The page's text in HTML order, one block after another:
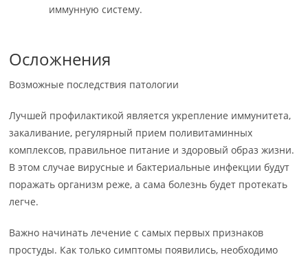
иммунную систему.
Осложнения
Возможные последствия патологии
Лучшей профилактикой является укрепление иммунитета,
закаливание, регулярный прием поливитаминных
комплексов, правильное питание и здоровый образ жизни.
В этом случае вирусные и бактериальные инфекции будут
поражать организм реже, а сама болезнь будет протекать
легче.
Важно начинать лечение с самых первых признаков
простуды. Как только симптомы появились, необходимо